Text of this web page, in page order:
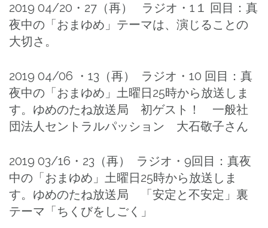
2019 04/20・27（再） ラジオ・1１ 回目：真
夜中の「おまゆめ」テーマは、演じることの
大切さ。
2019 04/06 ・13（再） ラジオ・10 回目：真
夜中の「おまゆめ」土曜日25時から放送しま
す。ゆめのたね放送局 初ゲスト！ 一般社
団法人セントラルパッション 大石敬子さん
2019 03/16・23（再） ラジオ・9回目：真夜
中の「おまゆめ」土曜日25時から放送しま
す。ゆめのたね放送局 「安定と不安定」裏
テーマ「ちくびをしごく」